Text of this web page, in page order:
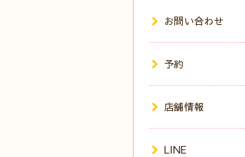
お問い合わせ
予約
店舗情報
LINE